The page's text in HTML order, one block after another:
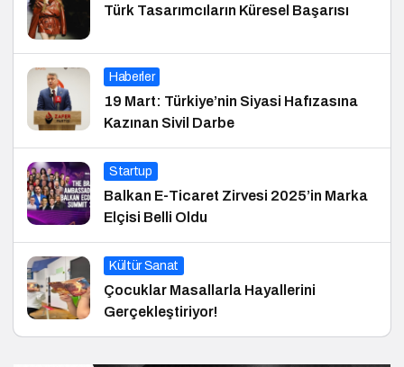
Türk Tasarımcıların Küresel Başarısı
Haberler
19 Mart: Türkiye’nin Siyasi Hafızasına
Kazınan Sivil Darbe
Startup
Balkan E-Ticaret Zirvesi 2025’in Marka
Elçisi Belli Oldu
Kültür Sanat
Çocuklar Masallarla Hayallerini
Gerçekleştiriyor!